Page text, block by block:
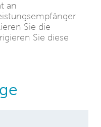
an
Sie die
Sie diese